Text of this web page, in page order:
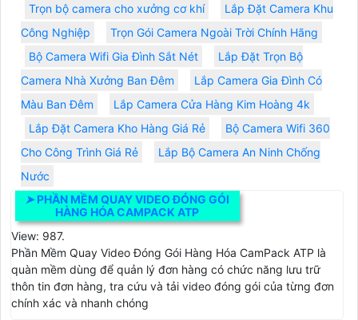
Trọn bộ camera cho xưởng cơ khí
Lắp Đặt Camera Khu
Công Nghiệp
Trọn Gói Camera Ngoài Trời Chính Hãng
Bộ Camera Wifi Gia Đình Sắt Nét
Lắp Đặt Trọn Bộ
Camera Nhà Xưởng Ban Đêm
Lắp Camera Gia Đình Có
Màu Ban Đêm
Lắp Camera Cửa Hàng Kim Hoàng 4k
Lắp Đặt Camera Kho Hàng Giá Rẻ
Bộ Camera Wifi 360
Cho Công Trình Giá Rẻ
Lắp Bộ Camera An Ninh Chống
Nước
➤PHẦN MỀM QUAY VIDEO ĐÓNG GÓI
HÀNG HÓA CAMPACK ATP
View: 987.
Phần Mềm Quay Video Đóng Gói Hàng Hóa CamPack ATP là
quàn mềm dùng để quản lý đơn hàng có chức năng lưu trữ
thôn tin đơn hàng, tra cứu và tải video đóng gói của từng đơn
chính xác và nhanh chóng